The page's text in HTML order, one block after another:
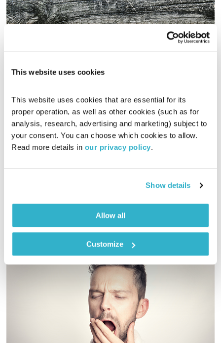
This website uses cookies
This website uses cookies that are essential for its
proper operation, as well as other cookies (such as for
analysis, research, advertising and marketing) subject to
your consent. You can choose which cookies to allow.
Read more details in our privacy policy.
Show details
Allow all
Customize
חלונות צבעוניים
שלמה זילבר
12.09.23
00:07:24
אודיו